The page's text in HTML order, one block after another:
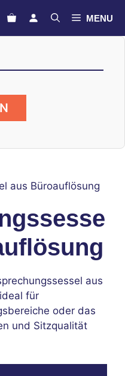
MENU
aus Büroauflösung
aus
für
oder das
und Sitzqualität